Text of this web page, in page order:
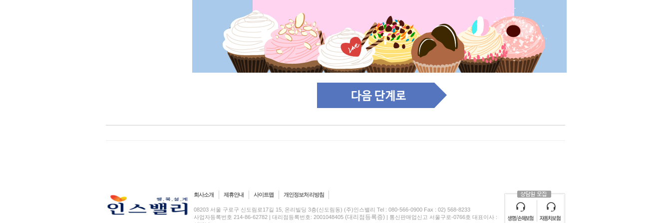
회사소개 제휴안내 사이트맵 개인정보처리방침
08203 서울 구로구 신도림로17길 15, 온리빌딩 3층(신도림동) (주)인스밸리 Tel : 080-566-0900 Fax : 02) 568-8233
사업자등록번호 214-86-62782 | 대리점등록번호: 2001048405 (대리점등록증) | 통신판매업신고 서울구로-0766호 대표이사 :